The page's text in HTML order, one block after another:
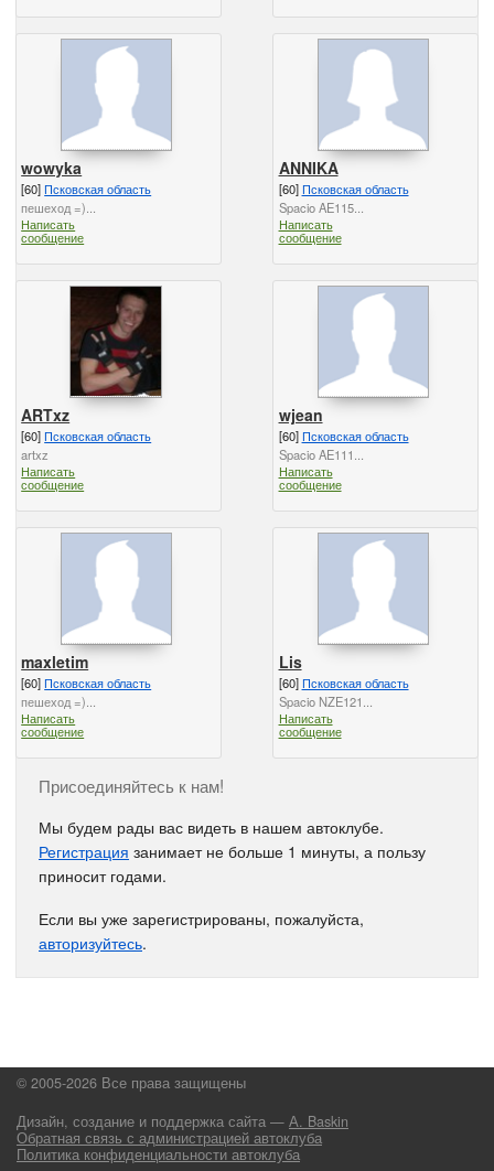
wowyka
[60]Псковская область
пешеход =)...
Написать
сообщение
ANNIKA
[60]Псковская область
Spacio AE115...
Написать
сообщение
ARTxz
[60]Псковская область
artxz
Написать
сообщение
wjean
[60]Псковская область
Spacio AE111...
Написать
сообщение
maxletim
[60]Псковская область
пешеход =)...
Написать
сообщение
Lis
[60]Псковская область
Spacio NZE121...
Написать
сообщение
Присоединяйтесь к нам!
Мы будем рады вас видеть в нашем автоклубе.
Регистрация занимает не больше 1 минуты, а пользу
приносит годами.
Если вы уже зарегистрированы, пожалуйста,
авторизуйтесь.
© 2005-2026 Все права защищены
Дизайн, создание и поддержка сайта — А. Baskin
Обратная связь с администрацией автоклуба
Политика конфиденциальности автоклуба